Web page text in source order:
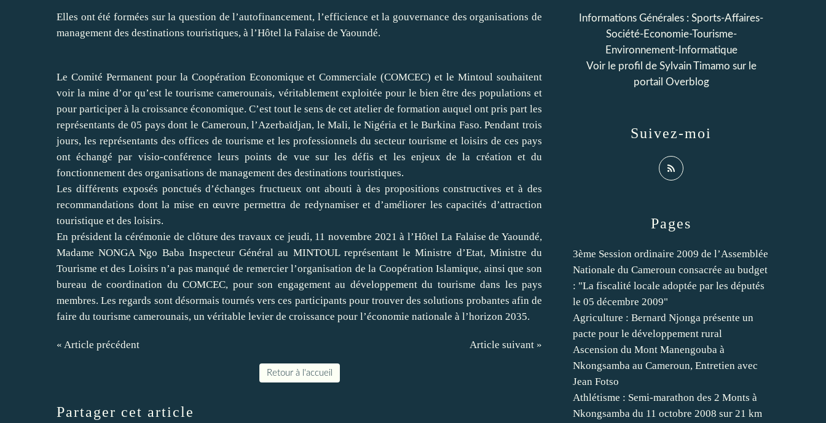
Elles ont été formées sur la question de l’autofinancement, l’efficience et la gouvernance des organisations de
management des destinations touristiques, à l’Hôtel la Falaise de Yaoundé.
Le Comité Permanent pour la Coopération Economique et Commerciale (COMCEC) et le Mintoul souhaitent
voir la mine d’or qu’est le tourisme camerounais, véritablement exploitée pour le bien être des populations et
pour participer à la croissance économique. C’est tout le sens de cet atelier de formation auquel ont pris part les
représentants de 05 pays dont le Cameroun, l’Azerbaïdjan, le Mali, le Nigéria et le Burkina Faso. Pendant trois
jours, les représentants des offices de tourisme et les professionnels du secteur tourisme et loisirs de ces pays
ont échangé par visio-conférence leurs points de vue sur les défis et les enjeux de la création et du
fonctionnement des organisations de management des destinations touristiques.
Les différents exposés ponctués d’échanges fructueux ont abouti à des propositions constructives et à des
recommandations dont la mise en œuvre permettra de redynamiser et d’améliorer les capacités d’attraction
touristique et des loisirs.
En président la cérémonie de clôture des travaux ce jeudi, 11 novembre 2021 à l’Hôtel La Falaise de Yaoundé,
Madame NONGA Ngo Baba Inspecteur Général au MINTOUL représentant le Ministre d’Etat, Ministre du
Tourisme et des Loisirs n’a pas manqué de remercier l’organisation de la Coopération Islamique, ainsi que son
bureau de coordination du COMCEC, pour son engagement au développement du tourisme dans les pays
membres. Les regards sont désormais tournés vers ces participants pour trouver des solutions probantes afin de
faire du tourisme camerounais, un véritable levier de croissance pour l’économie nationale à l’horizon 2035.
« Article précédent Article suivant »
Retour à l'accueil
Partager cet article
Pages
3ème Session ordinaire 2009 de l’Assemblée
Nationale du Cameroun consacrée au budget
: "La fiscalité locale adoptée par les députés
le 05 décembre 2009"
Agriculture : Bernard Njonga présente un
pacte pour le développement rural
Ascension du Mont Manengouba à
Nkongsamba au Cameroun, Entretien avec
Jean Fotso
Athlétisme : Semi-marathon des 2 Monts à
Nkongsamba du 11 octobre 2008 sur 21 km
Informations Générales : Sports-Affaires-
Société-Economie-Tourisme-
Environnement-Informatique
Voir le profil de Sylvain Timamo sur le
portail Overblog
Suivez-moi